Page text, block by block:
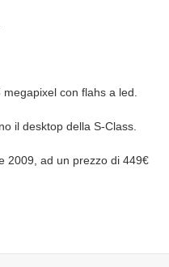
con flahs a led.
il desktop della S-Class.
2009, ad un prezzo di 449€